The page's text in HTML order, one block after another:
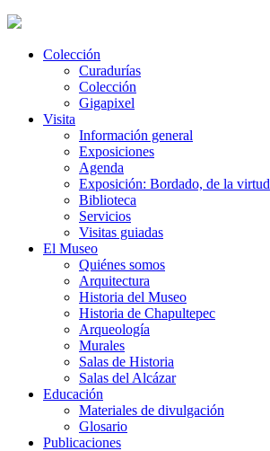
Colección
Curadurías
Colección
Gigapixel
Visita
Información general
Exposiciones
Agenda
Exposición: Bordado, de la virtud
Biblioteca
Servicios
Visitas guiadas
El Museo
Quiénes somos
Arquitectura
Historia del Museo
Historia de Chapultepec
Arqueología
Murales
Salas de Historia
Salas del Alcázar
Educación
Materiales de divulgación
Glosario
Publicaciones